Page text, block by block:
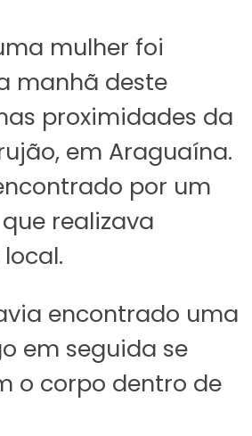
mulher foi
manhã deste
proximidades da
em Araguaína.
por um
realizava
encontrado uma
em seguida se
o corpo dentro de